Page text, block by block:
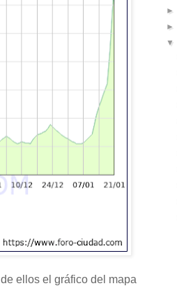
ellos el gráfico del mapa
►
►
▼